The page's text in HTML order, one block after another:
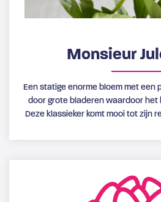
Monsieur
Een statige enorme bloem met een
door grote bladeren waardoor het
Deze klassieker komt mooi tot zijn